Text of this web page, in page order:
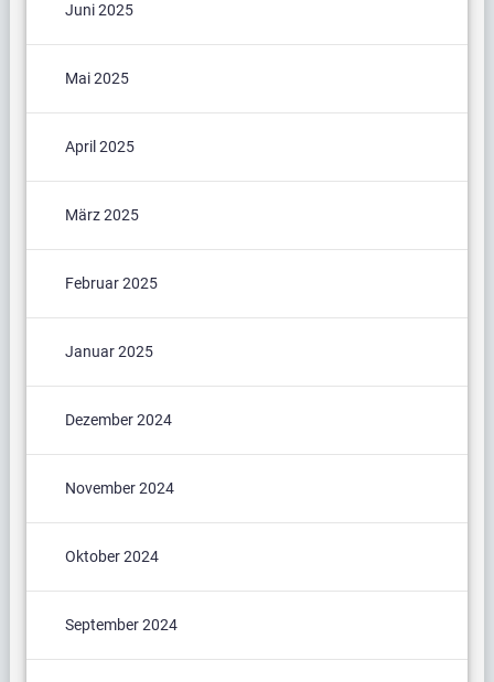
Juni 2025
Mai 2025
April 2025
März 2025
Februar 2025
Januar 2025
Dezember 2024
November 2024
Oktober 2024
September 2024